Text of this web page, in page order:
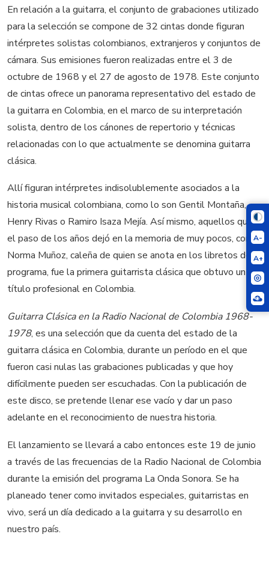
A-
A+
En relación a la guitarra, el conjunto de grabaciones utilizado
para la selección se compone de 32 cintas donde figuran
intérpretes solistas colombianos, extranjeros y conjuntos de
cámara. Sus emisiones fueron realizadas entre el 3 de
octubre de 1968 y el 27 de agosto de 1978. Este conjunto
de cintas ofrece un panorama representativo del estado de
la guitarra en Colombia, en el marco de su interpretación
solista, dentro de los cánones de repertorio y técnicas
relacionadas con lo que actualmente se denomina guitarra
clásica.
Allí figuran intérpretes indisolublemente asociados a la
historia musical colombiana, como lo son Gentil Montaña,
Henry Rivas o Ramiro Isaza Mejía. Así mismo, aquellos que
el paso de los años dejó en la memoria de muy pocos, como
Norma Muñoz, caleña de quien se anota en los libretos del
programa, fue la primera guitarrista clásica que obtuvo un
título profesional en Colombia.
Guitarra Clásica en la Radio Nacional de Colombia 1968-
1978, es una selección que da cuenta del estado de la
guitarra clásica en Colombia, durante un período en el que
fueron casi nulas las grabaciones publicadas y que hoy
difícilmente pueden ser escuchadas. Con la publicación de
este disco, se pretende llenar ese vacío y dar un paso
adelante en el reconocimiento de nuestra historia.
El lanzamiento se llevará a cabo entonces este 19 de junio
a través de las frecuencias de la Radio Nacional de Colombia
durante la emisión del programa La Onda Sonora. Se ha
planeado tener como invitados especiales, guitarristas en
vivo, será un día dedicado a la guitarra y su desarrollo en
nuestro país.